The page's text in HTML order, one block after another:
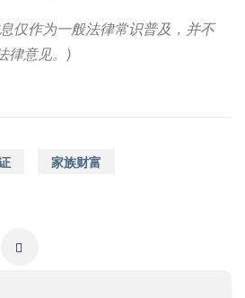
仅作为一般法律常识普及，并不
律意见。)
家族财富